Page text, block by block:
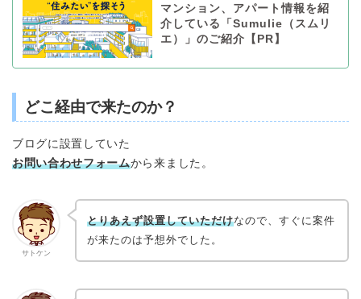
マンション、アパート情報を紹
介している「Sumulie（スムリ
エ）」のご紹介【PR】
どこ経由で来たのか？
ブログに設置していた
お問い合わせフォームから来ました。
サトケン
とりあえず設置していただけなので、すぐに案件
が来たのは予想外でした。